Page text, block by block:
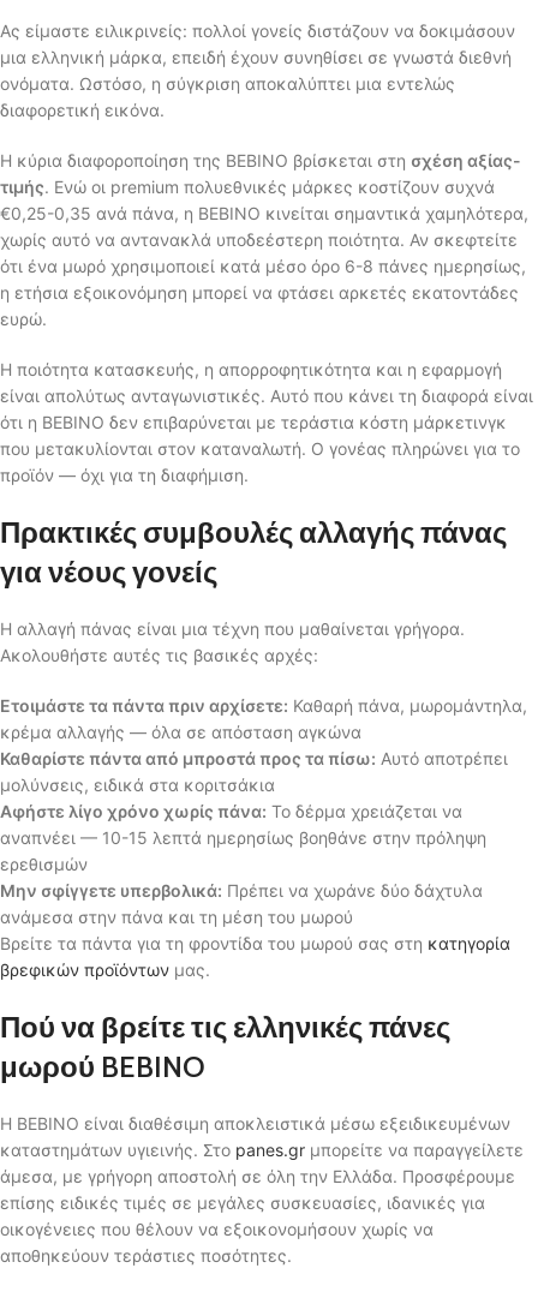
Ας είμαστε ειλικρινείς: πολλοί γονείς διστάζουν να δοκιμάσουν
μια ελληνική μάρκα, επειδή έχουν συνηθίσει σε γνωστά διεθνή
ονόματα. Ωστόσο, η σύγκριση αποκαλύπτει μια εντελώς
διαφορετική εικόνα.
Η κύρια διαφοροποίηση της BEBINO βρίσκεται στη σχέση αξίας-
τιμής. Ενώ οι premium πολυεθνικές μάρκες κοστίζουν συχνά
€0,25-0,35 ανά πάνα, η BEBINO κινείται σημαντικά χαμηλότερα,
χωρίς αυτό να αντανακλά υποδεέστερη ποιότητα. Αν σκεφτείτε
ότι ένα μωρό χρησιμοποιεί κατά μέσο όρο 6-8 πάνες ημερησίως,
η ετήσια εξοικονόμηση μπορεί να φτάσει αρκετές εκατοντάδες
ευρώ.
Η ποιότητα κατασκευής, η απορροφητικότητα και η εφαρμογή
είναι απολύτως ανταγωνιστικές. Αυτό που κάνει τη διαφορά είναι
ότι η BEBINO δεν επιβαρύνεται με τεράστια κόστη μάρκετινγκ
που μετακυλίονται στον καταναλωτή. Ο γονέας πληρώνει για το
προϊόν — όχι για τη διαφήμιση.
Πρακτικές συμβουλές αλλαγής πάνας
για νέους γονείς
Η αλλαγή πάνας είναι μια τέχνη που μαθαίνεται γρήγορα.
Ακολουθήστε αυτές τις βασικές αρχές:
Ετοιμάστε τα πάντα πριν αρχίσετε: Καθαρή πάνα, μωρομάντηλα,
κρέμα αλλαγής — όλα σε απόσταση αγκώνα
Καθαρίστε πάντα από μπροστά προς τα πίσω: Αυτό αποτρέπει
μολύνσεις, ειδικά στα κοριτσάκια
Αφήστε λίγο χρόνο χωρίς πάνα: Το δέρμα χρειάζεται να
αναπνέει — 10-15 λεπτά ημερησίως βοηθάνε στην πρόληψη
ερεθισμών
Μην σφίγγετε υπερβολικά: Πρέπει να χωράνε δύο δάχτυλα
ανάμεσα στην πάνα και τη μέση του μωρού
Βρείτε τα πάντα για τη φροντίδα του μωρού σας στη κατηγορία
βρεφικών προϊόντων μας.
Πού να βρείτε τις ελληνικές πάνες
μωρού BEBINO
Η BEBINO είναι διαθέσιμη αποκλειστικά μέσω εξειδικευμένων
καταστημάτων υγιεινής. Στο panes.gr μπορείτε να παραγγείλετε
άμεσα, με γρήγορη αποστολή σε όλη την Ελλάδα. Προσφέρουμε
επίσης ειδικές τιμές σε μεγάλες συσκευασίες, ιδανικές για
οικογένειες που θέλουν να εξοικονομήσουν χωρίς να
αποθηκεύουν τεράστιες ποσότητες.